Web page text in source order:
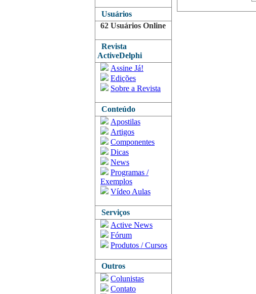
Usuários
62 Usuários Online
Revista
ActiveDelphi
Assine Já!
Edições
Sobre a Revista
Conteúdo
Apostilas
Artigos
Componentes
Dicas
News
Programas /
Exemplos
Vídeo Aulas
Serviços
Active News
Fórum
Produtos / Cursos
Outros
Colunistas
Contato